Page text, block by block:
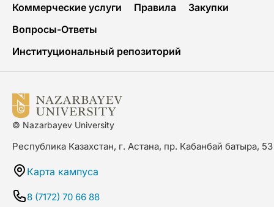
Коммерческие услуги Правила
Закупки
Вопросы-Ответы
Институциональный репозиторий
© Nazarbayev University
Республика Казахстан, г. Астана, пр. Кабанбай батыра, 53
Карта кампуса
8 (7172) 70 66 88